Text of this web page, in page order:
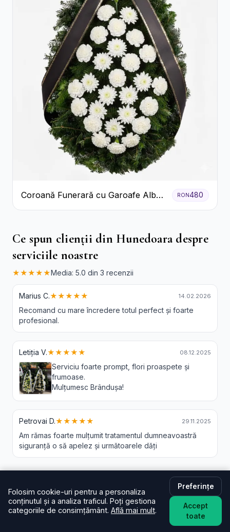
Coroană Funerară cu Garoafe Albe
și Crizanteme
RON480
Ce spun clienții din Hunedoara despre
serviciile noastre
★★★★★Media: 5.0 din 3 recenzii
Marius C.★★★★★ 14.02.2026
Recomand cu mare încredere totul perfect și foarte
profesional.
Letiția V.★★★★★ 08.12.2025
Serviciu foarte prompt, flori proaspete și
frumoase.
Mulțumesc Brândușa!
Petrovai D.★★★★★ 29.11.2025
Am rămas foarte mulțumit tratamentul dumneavoastră
siguranță o să apelez și următoarele dăți
Livrare Flori Simeria Veche - Intrebari
Frecvente
Folosim cookie-uri pentru a personaliza
conținutul și a analiza traficul. Poți gestiona
categoriile de consimțământ. Află mai mult.
Preferințe
Accept
toate